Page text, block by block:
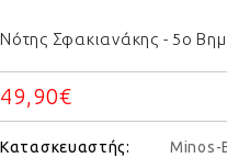
Νότης Σφακιανάκης - 5ο
49,90€
Κατασκευαστής:
Minos-